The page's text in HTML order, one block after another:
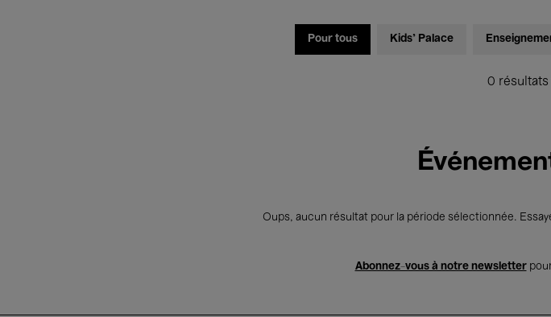
Pour tous Kids’ Palace
0 résultats
Oups, aucun résultat pour la période sélectionnée.
Abonnez-vous à notre newsletter